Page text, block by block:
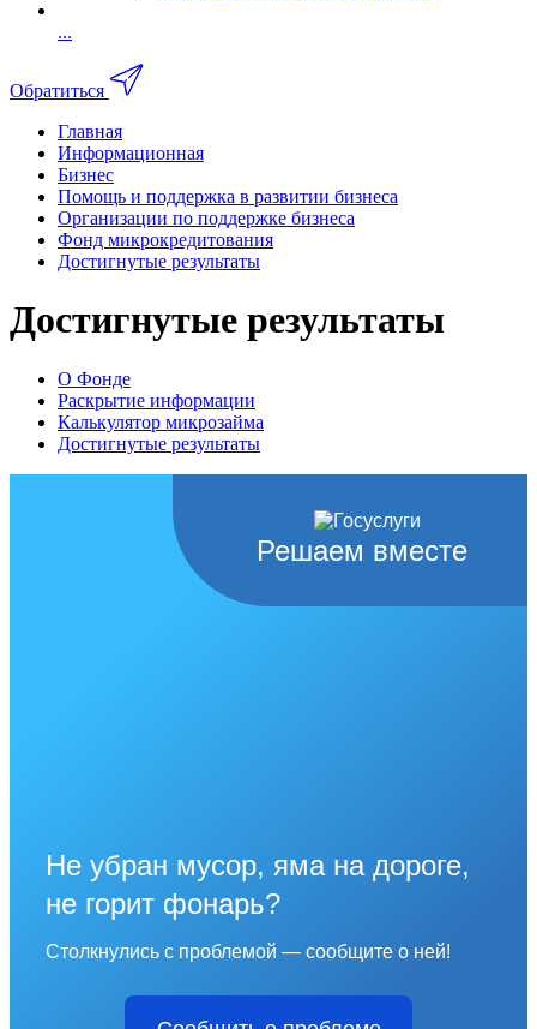
...
Обратиться
Главная
Информационная
Бизнес
Помощь и поддержка в развитии бизнеса
Организации по поддержке бизнеса
Фонд микрокредитования
Достигнутые результаты
Достигнутые результаты
О Фонде
Раскрытие информации
Калькулятор микрозайма
Достигнутые результаты
Решаем вместе
Не убран мусор, яма на дороге,
не горит фонарь?
Столкнулись с проблемой — сообщите о ней!